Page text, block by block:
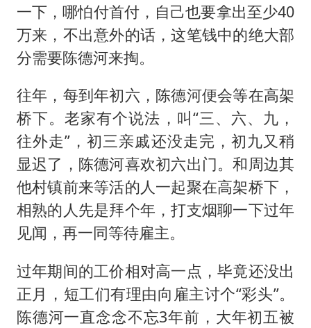
一下，哪怕付首付，自己也要拿出至少40
万来，不出意外的话，这笔钱中的绝大部
分需要陈德河来掏。
往年，每到年初六，陈德河便会等在高架
桥下。老家有个说法，叫“三、六、九，
往外走”，初三亲戚还没走完，初九又稍
显迟了，陈德河喜欢初六出门。和周边其
他村镇前来等活的人一起聚在高架桥下，
相熟的人先是拜个年，打支烟聊一下过年
见闻，再一同等待雇主。
过年期间的工价相对高一点，毕竟还没出
正月，短工们有理由向雇主讨个“彩头”。
陈德河一直念念不忘3年前，大年初五被